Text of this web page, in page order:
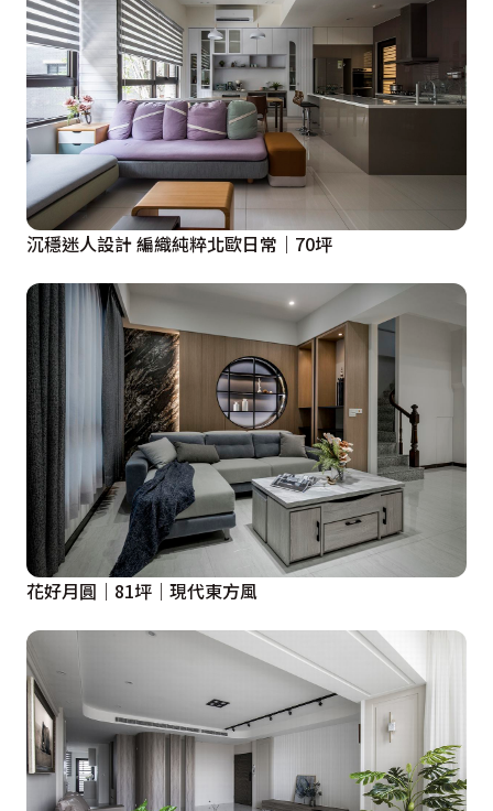
沉穩迷人設計 編織純粹北歐日常｜70坪
花好月圓｜81坪｜現代東方風